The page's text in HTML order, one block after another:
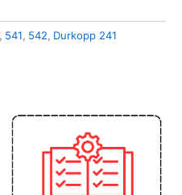
, 541, 542, Durkopp 241